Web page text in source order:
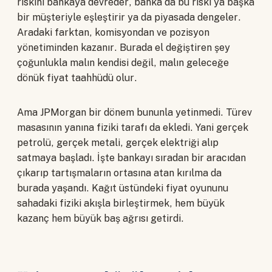
riskini bankaya devreder, banka da bu riski ya başka
bir müşteriyle eşleştirir ya da piyasada dengeler.
Aradaki farktan, komisyondan ve pozisyon
yönetiminden kazanır. Burada el değiştiren şey
çoğunlukla malın kendisi değil, malın geleceğe
dönük fiyat taahhüdü olur.
Ama JPMorgan bir dönem bununla yetinmedi. Türev
masasının yanına fiziki tarafı da ekledi. Yani gerçek
petrolü, gerçek metali, gerçek elektriği alıp
satmaya başladı. İşte bankayı sıradan bir aracıdan
çıkarıp tartışmaların ortasına atan kırılma da
burada yaşandı. Kağıt üstündeki fiyat oyununu
sahadaki fiziki akışla birleştirmek, hem büyük
kazanç hem büyük baş ağrısı getirdi.